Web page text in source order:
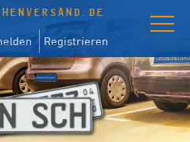
Registrieren